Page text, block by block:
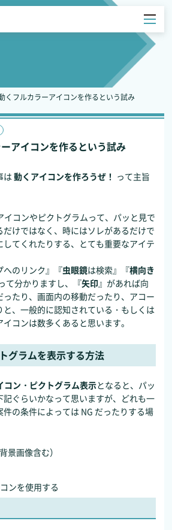
くフルカラーアイコンを作るという試み
アイコンを作るという試み
は動くアイコンを作ろうぜ！ って主旨
イコンやピクトグラムって、パッと見で
けではなく、時にはソレがあるだけで
てくれたりする、とても重要なアイテ
へのリンク』『虫眼鏡は検索』『横向き
て分かりますし、『矢印』があれば向
ったり、画面内の移動だったり、アコー
と、一般的に認知されている・もしくは
コンは数多くあると思います。
グラムを表示する方法
コン・ピクトグラム表示となると、パッ
記ぐらいかなって思いますが、どれも一
の条件によっては NG だったりする場
景画像含む）
ンを使用する